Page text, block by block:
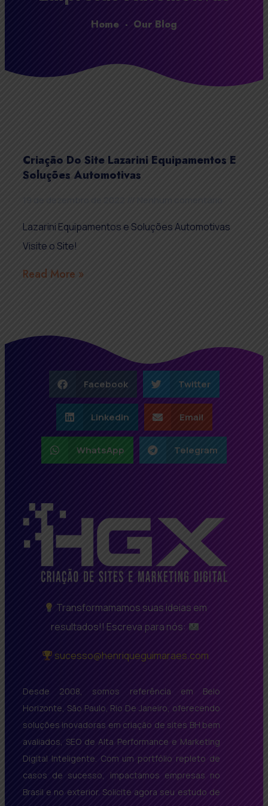
Home - Our Blog
Criação Do Site Lazarini Equipamentos E
Soluções Automotivas
Lazarini Equipamentos e Soluções Automotivas
Visite o Site!
Read More »
Facebook Twitter
LinkedIn Email
WhatsApp Telegram
Transformamamos suas ideias em
resultados!! Escreva para nós:
sucesso@henriqueguimaraes.com
Desde 2008, somos referência em Belo
Horizonte, São Paulo, Rio De Janeiro, oferecendo
soluções inovadoras em criação de sites BH bem
avaliados, SEO de Alta Performance e Marketing
Digital Inteligente. Com um portfólio repleto de
casos de sucesso, impactamos empresas no
Brasil e no exterior. Solicite agora seu estudo de